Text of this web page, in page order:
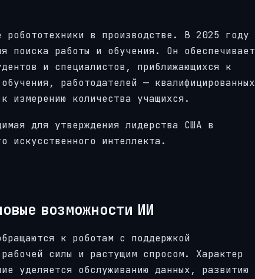
в производстве. В 2025 году
поиска работы и обучения. Он обеспечивает
и специалистов, приближающихся к
работодателей — квалифицированных
измерению количества учащихся.
для утверждения лидерства США в
искусственного интеллекта.
возможности ИИ
к роботам с поддержкой
силы и растущим спросом. Характер
уделяется обслуживанию данных, развитию